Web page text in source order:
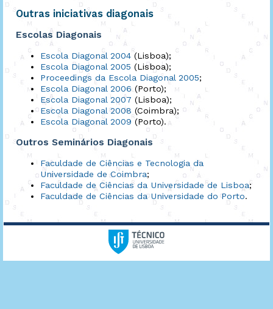
Outras iniciativas diagonais
Escolas Diagonais
Escola Diagonal 2004 (Lisboa);
Escola Diagonal 2005 (Lisboa);
Proceedings da Escola Diagonal 2005;
Escola Diagonal 2006(Porto);
Escola Diagonal 2007 (Lisboa);
Escola Diagonal 2008 (Coimbra);
Escola Diagonal 2009 (Porto).
Outros Seminários Diagonais
Faculdade de Ciências e Tecnologia da
Universidade de Coimbra;
Faculdade de Ciências da Universidade de Lisboa;
Faculdade de Ciências da Universidade do Porto.